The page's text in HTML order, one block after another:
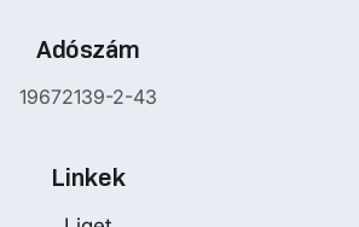
Adószám
19672139-2-43
Linkek